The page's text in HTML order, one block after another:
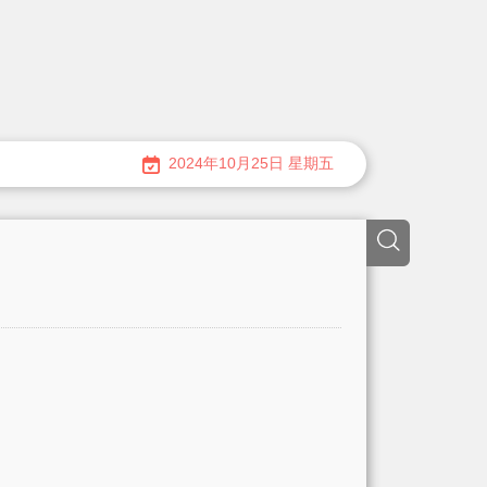
2024年10月25日 星期五